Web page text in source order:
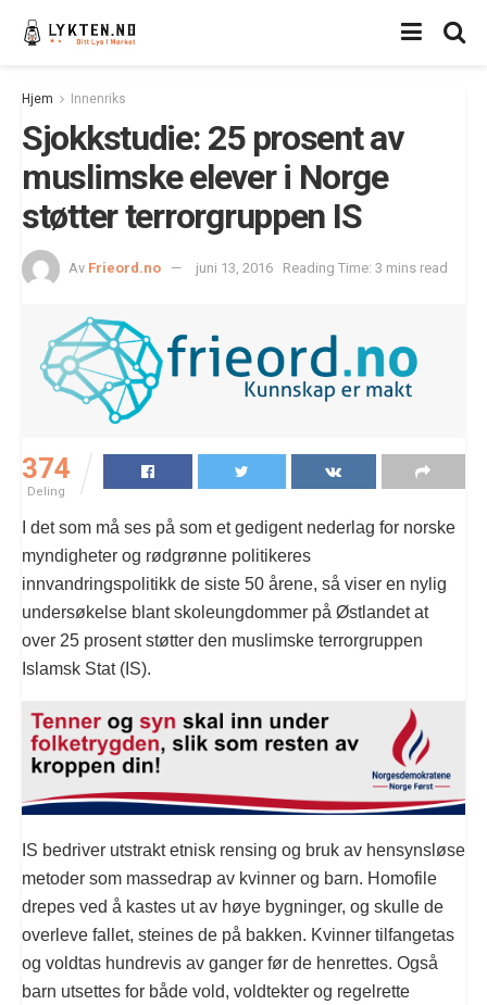
Hjem Innenriks
Sjokkstudie: 25 prosent av
muslimske elever i Norge
støtter terrorgruppen IS
Av Frieord.no juni 13, 2016 Reading Time: 3 mins read
374
Deling
I det som må ses på som et gedigent nederlag for norske
myndigheter og rødgrønne politikeres
innvandringspolitikk de siste 50 årene, så viser en nylig
undersøkelse blant skoleungdommer på Østlandet at
over 25 prosent støtter den muslimske terrorgruppen
Islamsk Stat (IS).
IS bedriver utstrakt etnisk rensing og bruk av hensynsløse
metoder som massedrap av kvinner og barn. Homofile
drepes ved å kastes ut av høye bygninger, og skulle de
overleve fallet, steines de på bakken. Kvinner tilfangetas
og voldtas hundrevis av ganger før de henrettes. Også
barn utsettes for både vold, voldtekter og regelrette